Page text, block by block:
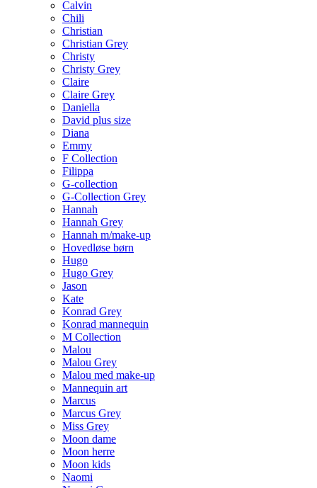
Calvin
Chili
Christian
Christian Grey
Christy
Christy Grey
Claire
Claire Grey
Daniella
David plus size
Diana
Emmy
F Collection
Filippa
G-collection
G-Collection Grey
Hannah
Hannah Grey
Hannah m/make-up
Hovedløse børn
Hugo
Hugo Grey
Jason
Kate
Konrad Grey
Konrad mannequin
M Collection
Malou
Malou Grey
Malou med make-up
Mannequin art
Marcus
Marcus Grey
Miss Grey
Moon dame
Moon herre
Moon kids
Naomi